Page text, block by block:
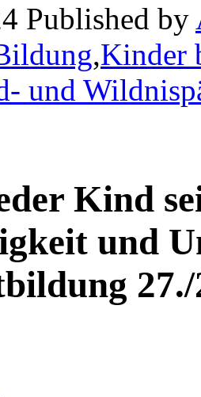
Published by
,Kinder
und
Kind
und
27./